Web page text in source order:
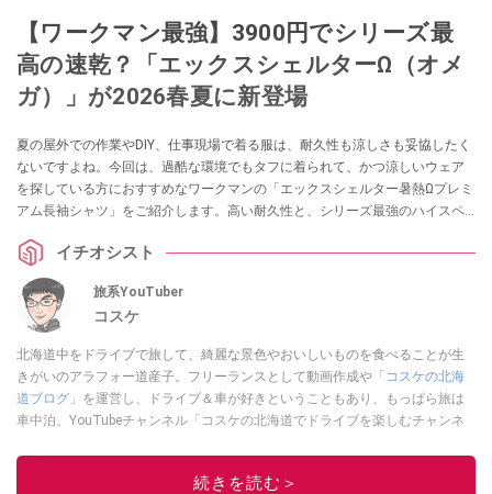
【ワークマン最強】3900円でシリーズ最
高の速乾？「エックスシェルターΩ（オメ
ガ）」が2026春夏に新登場
夏の屋外での作業やDIY、仕事現場で着る服は、耐久性も涼しさも妥協したく
ないですよね。今回は、過酷な環境でもタフに着られて、かつ涼しいウェア
を探している方におすすめなワークマンの「エックスシェルター暑熱Ωプレミ
アム長袖シャツ」をご紹介します。高い耐久性と、シリーズ最強のハイスペ
イチオシスト
旅系YouTuber
コスケ
北海道中をドライブで旅して、綺麗な景色やおいしいものを食べることが生
きがいのアラフォー道産子。フリーランスとして動画作成や 「コスケの北海
道ブログ」 を運営し、ドライブ＆車が好きということもあり、もっぱら旅は
車中泊。YouTubeチャンネル「コスケの北海道でドライブを楽しむチャンネ
も配信中。
続きを読む＞